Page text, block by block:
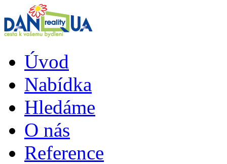
Úvod
Nabídka
Hledáme
O nás
Reference